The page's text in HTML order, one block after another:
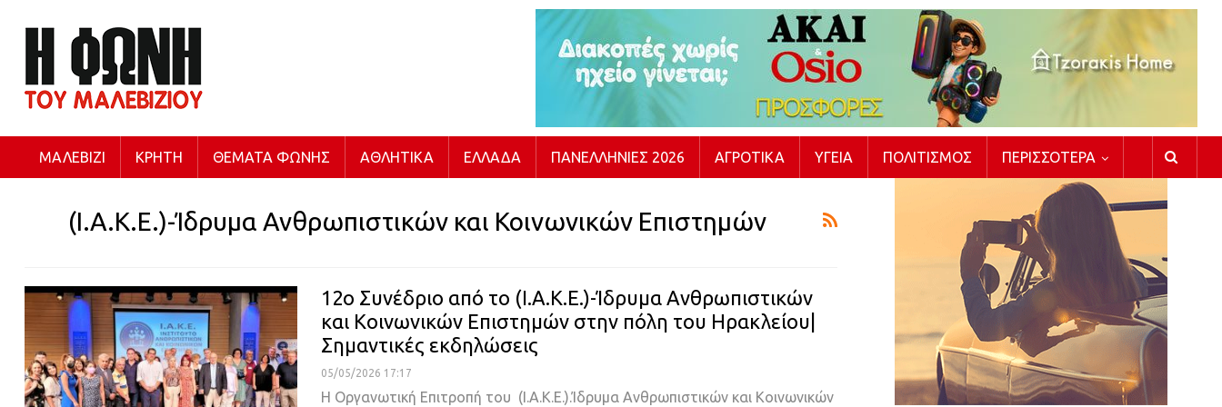
ΜΑΛΕΒΊΖΙ ΚΡΉΤΗ ΘΈΜΑΤΑ ΦΩΝΉΣ ΑΘΛΗΤΙΚΆ ΕΛΛΆΔΑ ΠΑΝΕΛΛΉΝΙΕΣ 2026 ΑΓΡΟΤΙΚΆ ΥΓΕΊΑ ΠΟΛΙΤΙΣΜΌΣ ΠΕΡΙΣΣΌΤΕΡΑ
(Ι.Α.Κ.Ε.)-Ίδρυμα Ανθρωπιστικών και Κοινωνικών Επιστημών
12ο Συνέδριο από το (Ι.Α.Κ.Ε.)-Ίδρυμα Ανθρωπιστικών
και Κοινωνικών Επιστημών στην πόλη του Ηρακλείου|
Σημαντικές εκδηλώσεις
05/05/2026 17:17
Η Οργανωτική Επιτροπή του (Ι.Α.Κ.Ε.).Ίδρυμα Ανθρωπιστικών και Κοινωνικών